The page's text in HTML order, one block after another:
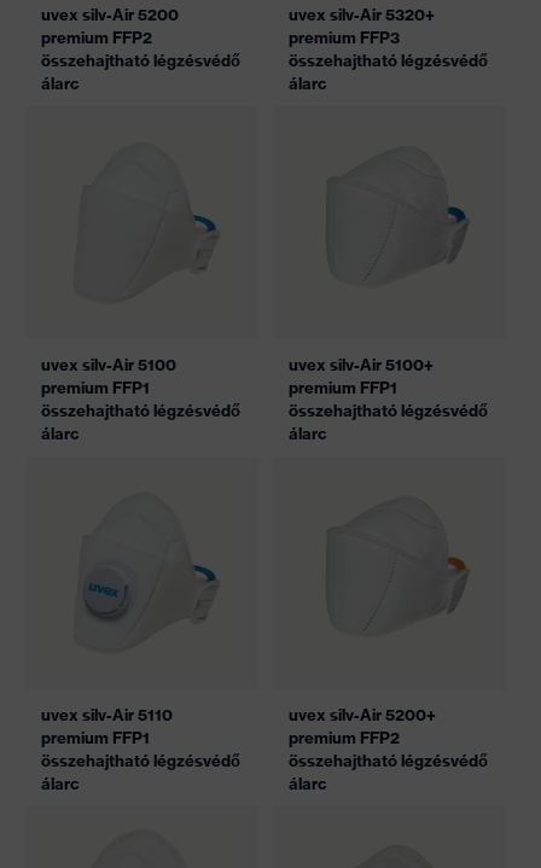
uvex silv-Air 5200
premium FFP2
összehajtható légzésvédő
álarc
uvex silv-Air 5320+
premium FFP3
összehajtható légzésvédő
álarc
uvex silv-Air 5100
premium FFP1
összehajtható légzésvédő
álarc
uvex silv-Air 5100+
premium FFP1
összehajtható légzésvédő
álarc
uvex silv-Air 5110
premium FFP1
összehajtható légzésvédő
álarc
uvex silv-Air 5200+
premium FFP2
összehajtható légzésvédő
álarc